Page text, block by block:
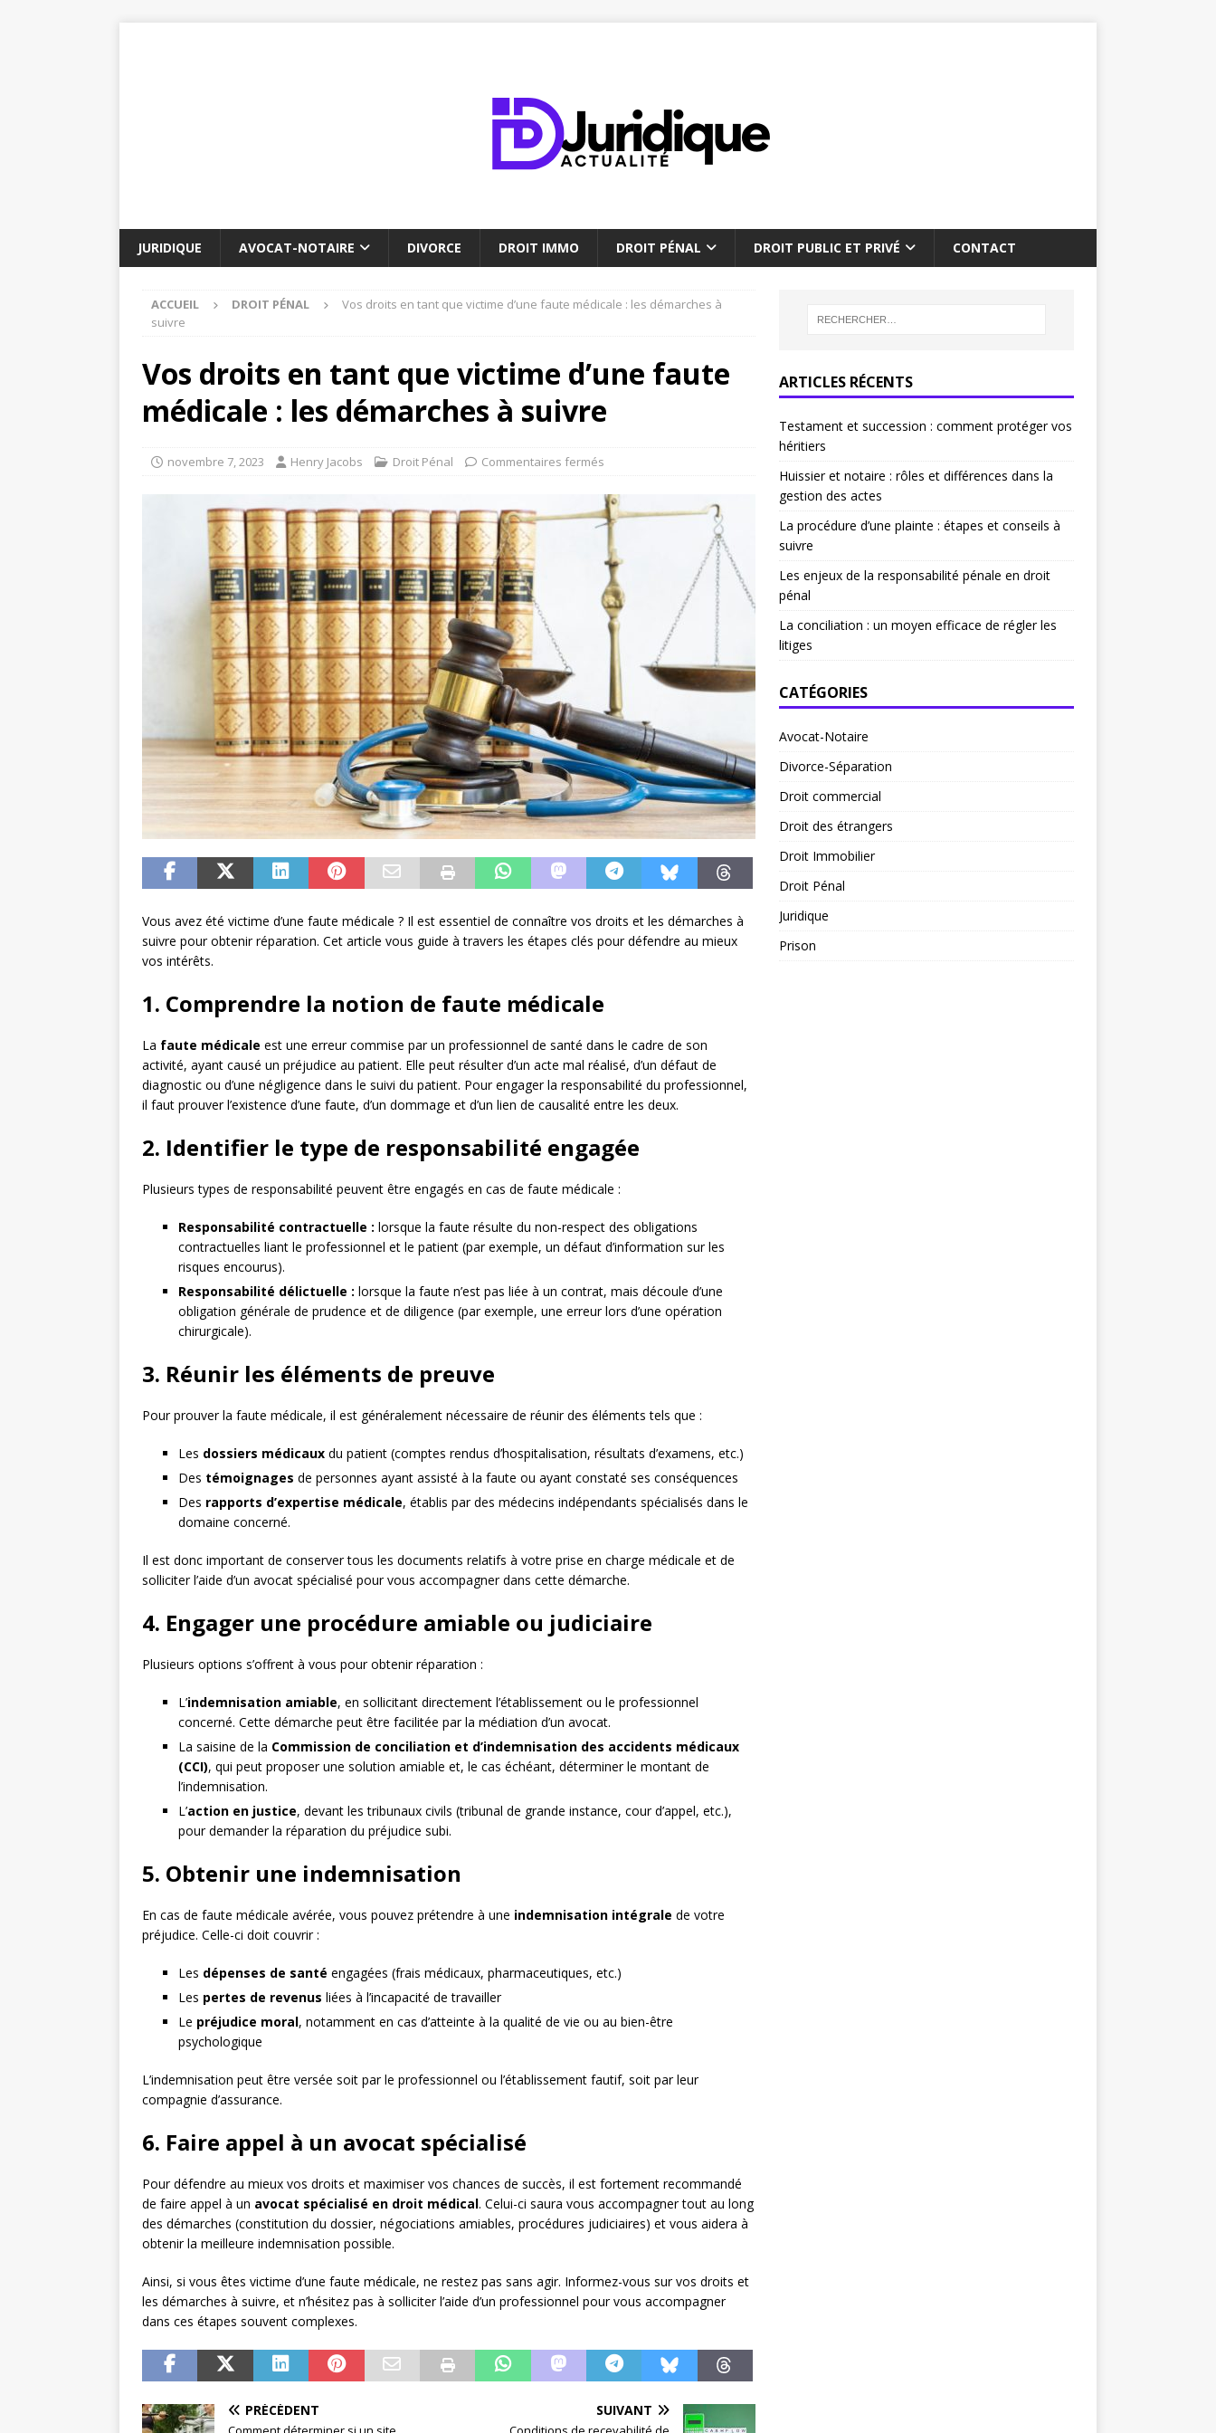
JURIDIQUE AVOCAT-NOTAIRE DIVORCE DROIT IMMO DROIT PÉNAL DROIT PUBLIC ET PRIVÉ CONTACT
ACCUEIL DROIT PÉNAL
Vos droits en tant que victime d’une faute médicale : les démarches à
suivre
Vos droits en tant que victime d’une faute
médicale : les démarches à suivre
novembre 7, 2023 Henry Jacobs Droit Pénal Commentaires fermés
Vous avez été victime d’une faute médicale ? Il est essentiel de connaître vos droits et les démarches à
suivre pour obtenir réparation. Cet article vous guide à travers les étapes clés pour défendre au mieux
vos intérêts.
1. Comprendre la notion de faute médicale
La faute médicale est une erreur commise par un professionnel de santé dans le cadre de son
activité, ayant causé un préjudice au patient. Elle peut résulter d’un acte mal réalisé, d’un défaut de
diagnostic ou d’une négligence dans le suivi du patient. Pour engager la responsabilité du professionnel,
il faut prouver l’existence d’une faute, d’un dommage et d’un lien de causalité entre les deux.
2. Identifier le type de responsabilité engagée
Plusieurs types de responsabilité peuvent être engagés en cas de faute médicale :
Responsabilité contractuelle : lorsque la faute résulte du non-respect des obligations
contractuelles liant le professionnel et le patient (par exemple, un défaut d’information sur les
risques encourus).
Responsabilité délictuelle : lorsque la faute n’est pas liée à un contrat, mais découle d’une
obligation générale de prudence et de diligence (par exemple, une erreur lors d’une opération
chirurgicale).
3. Réunir les éléments de preuve
Pour prouver la faute médicale, il est généralement nécessaire de réunir des éléments tels que :
Les dossiers médicaux du patient (comptes rendus d’hospitalisation, résultats d’examens, etc.)
Des témoignages de personnes ayant assisté à la faute ou ayant constaté ses conséquences
Des rapports d’expertise médicale, établis par des médecins indépendants spécialisés dans le
domaine concerné.
Il est donc important de conserver tous les documents relatifs à votre prise en charge médicale et de
solliciter l’aide d’un avocat spécialisé pour vous accompagner dans cette démarche.
4. Engager une procédure amiable ou judiciaire
Plusieurs options s’offrent à vous pour obtenir réparation :
L’indemnisation amiable, en sollicitant directement l’établissement ou le professionnel
concerné. Cette démarche peut être facilitée par la médiation d’un avocat.
La saisine de la Commission de conciliation et d’indemnisation des accidents médicaux
(CCI), qui peut proposer une solution amiable et, le cas échéant, déterminer le montant de
l’indemnisation.
L’action en justice, devant les tribunaux civils (tribunal de grande instance, cour d’appel, etc.),
pour demander la réparation du préjudice subi.
5. Obtenir une indemnisation
En cas de faute médicale avérée, vous pouvez prétendre à une indemnisation intégrale de votre
préjudice. Celle-ci doit couvrir :
Les dépenses de santé engagées (frais médicaux, pharmaceutiques, etc.)
Les pertes de revenus liées à l’incapacité de travailler
Le préjudice moral, notamment en cas d’atteinte à la qualité de vie ou au bien-être
psychologique
L’indemnisation peut être versée soit par le professionnel ou l’établissement fautif, soit par leur
compagnie d’assurance.
6. Faire appel à un avocat spécialisé
Pour défendre au mieux vos droits et maximiser vos chances de succès, il est fortement recommandé
de faire appel à un avocat spécialisé en droit médical. Celui-ci saura vous accompagner tout au long
des démarches (constitution du dossier, négociations amiables, procédures judiciaires) et vous aidera à
obtenir la meilleure indemnisation possible.
Ainsi, si vous êtes victime d’une faute médicale, ne restez pas sans agir. Informez-vous sur vos droits et
les démarches à suivre, et n’hésitez pas à solliciter l’aide d’un professionnel pour vous accompagner
dans ces étapes souvent complexes.
PRÉCÉDENT SUIVANT
ARTICLES RÉCENTS
Testament et succession : comment protéger vos
héritiers
Huissier et notaire : rôles et différences dans la
gestion des actes
La procédure d’une plainte : étapes et conseils à
suivre
Les enjeux de la responsabilité pénale en droit
pénal
La conciliation : un moyen efficace de régler les
litiges
CATÉGORIES
Avocat-Notaire
Divorce-Séparation
Droit commercial
Droit des étrangers
Droit Immobilier
Droit Pénal
Juridique
Prison